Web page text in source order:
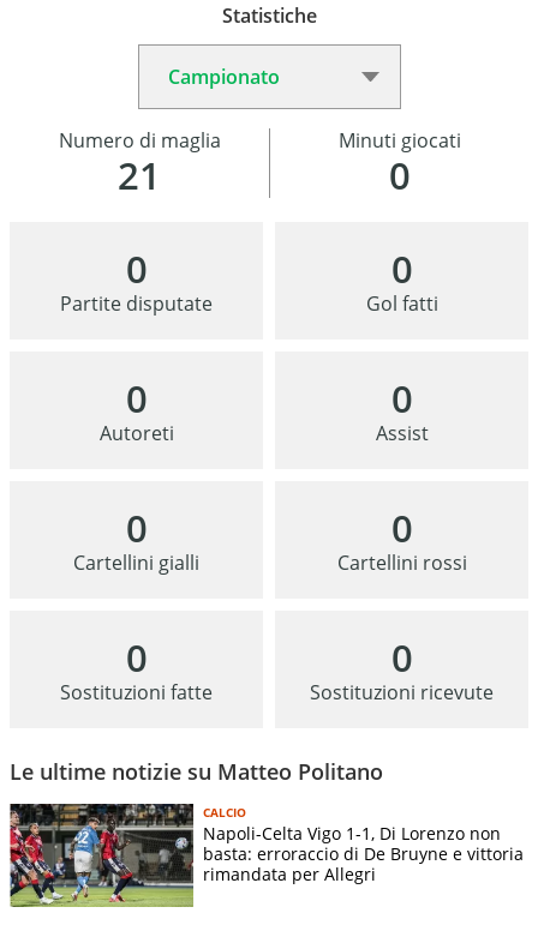
Statistiche
21
Numero di maglia
0
Minuti giocati
0
Partite disputate
0
Gol fatti
0
Autoreti
0
Assist
0
Cartellini gialli
0
Cartellini rossi
0
Sostituzioni fatte
0
Sostituzioni ricevute
Le ultime notizie su Matteo Politano
CALCIO
Napoli-Celta Vigo 1-1, Di Lorenzo non
basta: erroraccio di De Bruyne e vittoria
rimandata per Allegri